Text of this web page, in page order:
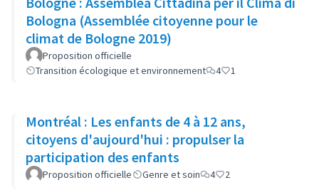
Bologna (Assemblée citoyenne pour le
climat de Bologne 2019)
Proposition officielle
Transition écologique et environnement
4 1
Montréal : Les enfants de 4 à 12 ans,
citoyens d'aujourd'hui : propulser la
participation des enfants
Proposition officielle Genre et soin 4 2